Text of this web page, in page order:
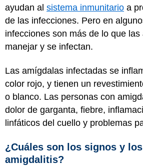
ayudan al sistema inmunitario a
de las infecciones. Pero en
infecciones son más de lo que
manejar y se infectan.
Las amígdalas infectadas se
color rojo, y tienen un
o blanco. Las personas con
dolor de garganta, fiebre,
linfáticos del cuello y problemas
¿Cuáles son los signos y
amigdalitis?